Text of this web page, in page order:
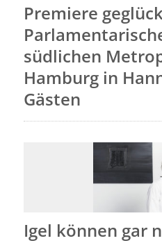
Premiere
südlichen
Hamburg in
Gästen
Igel können gar